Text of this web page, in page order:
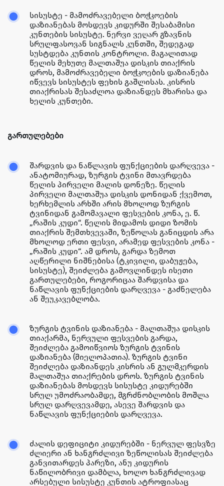
სისუსტე - მამოძრავებელი ბოჭკოების
დაზიანებას მოსდევს კიდურში შესაბამისი
კუნთების სისუსტე. ნერვი ვეღარ გზავნის
სრულფასოვან სიგნალს კუნთში, შედეგად
სუსტდება კუნთის კონტროლი. მაგალითად
წელის მეხუთე მალთაშუა დისკის თიაქრის
დროს, მამოძრავებელი ბოჭკოების დაზიანება
იწვევს სისუსტეს ფეხის გაშლისას. კისრის
თიაქრისას შესაძლოა დაზიანდეს მხარისა და
ხელის კუნთები.
გართულებები
შარდვის და ნაწლავის ფუნქციების დარღვევა -
ანატომიურად, ზურგის ტვინი მთავრდება
წელის პირველი მალის დონეზე. წელის
პირველი მალთაშუა დისკის დონიდან ქვემოთ,
ხერხემლის არხში არის მხოლოდ ზურგის
ტვინიდან გამომავალი ფესვების კონა, ე. წ.
„რაშის კუდი“. წელის მიდამოს დიდი ზომის
თიაქრის შემთხვევაში, ზეწოლას განიცდის არა
მხოლოდ ერთი ფესვი, არამედ ფესვების კონა -
„რაშის კუდი“. ამ დროს, გარდა ზემოთ
აღწერილი ნიშნებისა (ტკივილი, დაბუჟება,
სისუსტე), შეიძლება გამოვლინდეს ისეთი
გართულებები, როგორიცაა შარდვისა და
ნაწლავის ფუნქციების დარღვევა - გაძნელება
ან შეუკავებლობა.
ზურგის ტვინის დაზიანება - მალთაშუა დისკის
თიაქარმა, ნერვული ფესვების გარდა,
შეიძლება გამოიწვიოს ზურგის ტვინის
დაზიანება (მიელოპათია). ზურგის ტვინი
შეიძლება დაზიანდეს კისრის ან გულმკერდის
მალთაშუა თიაქრების დროს. ზურგის ტვინის
დაზიანებას მოსდევს სისუსტე კიდურებში
სრულ უმოძრაობამდე, მგრძნობლობის მოშლა
სრულ დარღვევამდე, ასევე შარდვის და
ნაწლავის ფუნქციების დარღვევა.
ძალის დეფიციტი კიდურებში - ნერვულ ფესვზე
ძლიერი ან ხანგრძლივი ზეწოლისას შეიძლება
განვითარდეს პარეზი, ანუ კიდურის
ნაწილობრივი დამბლა, ხოლო ხანგრძლივად
არსებული სისუსტე კუნთის ატროფიასაც